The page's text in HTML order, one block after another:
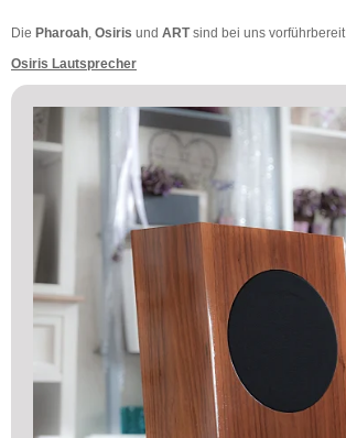
Die Pharoah, Osiris und ARTsind bei uns vorführbereit
Osiris Lautsprecher